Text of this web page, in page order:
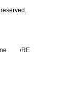
/RE